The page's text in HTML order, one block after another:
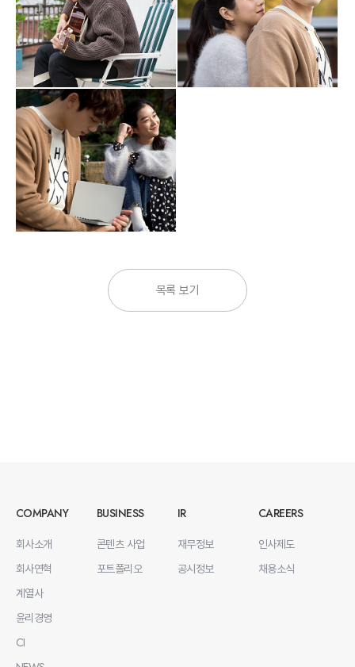
목록 보기
COMPANY BUSINESS IR
CAREERS
회사소개
회사연혁
계열사
윤리경영
CI
콘텐츠 사업
포트폴리오
재무정보
공시정보
인사제도
채용소식